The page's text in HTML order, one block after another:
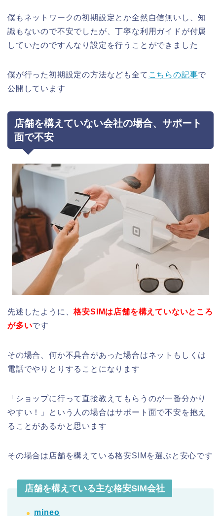
僕もネットワークの初期設定とか全然自信無いし、知
識もないので不安でしたが、丁寧な利用ガイドが付属
していたのですんなり設定を行うことができました
僕が行った初期設定の方法なども全て こちらの記事で
公開しています
店舗を構えていない会社の場合、サポート
面で不安
先述したように、格安SIMは店舗を構えていないところ
が多いです
その場合、何か不具合があった場合はネットもしくは
電話でやりとりすることになります
「ショップに行って直接教えてもらうのが一番分かり
やすい！」という人の場合はサポート面で不安を抱え
ることがあるかと思います
その場合は店舗を構えている格安SIMを選ぶと安心です
店舗を構えている主な格安SIM会社
mineo